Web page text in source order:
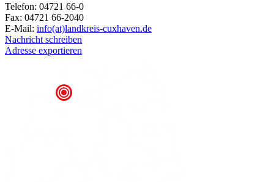
Telefon: 04721 66-0
Fax: 04721 66-2040
E-Mail: info(at)landkreis-cuxhaven.de
Nachricht schreiben
Adresse exportieren